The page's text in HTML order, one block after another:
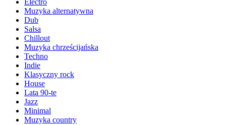
Electro
Muzyka alternatywna
Dub
Salsa
Chillout
Muzyka chrześcijańska
Techno
Indie
Klasyczny rock
House
Lata 90-te
Jazz
Minimal
Muzyka country